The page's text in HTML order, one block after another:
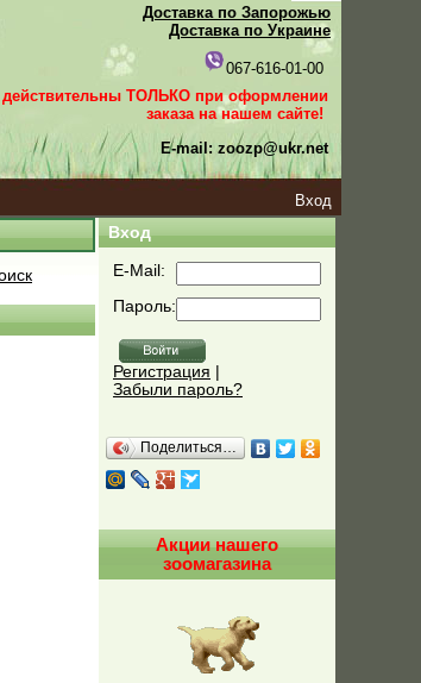
Доставка по Запорожью
Доставка по Украине
067-616-01-00
ТОЛЬКО при оформлении
заказа на нашем сайте!
E-mail: zoozp@ukr.net
Вход
Вход
E-Mail:
Пароль:
Регистрация
Забыли пароль?
Поделиться…
Акции нашего
зоомагазина